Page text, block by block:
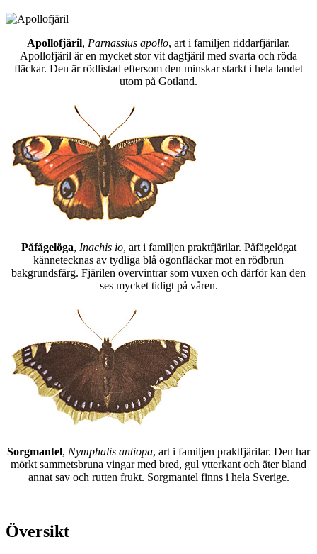
Apollofjäril, Parnassius apollo, art i familjen riddarfjärilar.
Apollofjäril är en mycket stor vit dagfjäril med svarta och röda
fläckar. Den är rödlistad eftersom den minskar starkt i hela landet
utom på Gotland.
Påfågelöga, Inachis io, art i familjen praktfjärilar. Påfågelögat
kännetecknas av tydliga blå ögonfläckar mot en rödbrun
bakgrundsfärg. Fjärilen övervintrar som vuxen och därför kan den
ses mycket tidigt på våren.
Sorgmantel, Nymphalis antiopa, art i familjen praktfjärilar. Den har
mörkt sammetsbruna vingar med bred, gul ytterkant och äter bland
annat sav och rutten frukt. Sorgmantel finns i hela Sverige.
Översikt